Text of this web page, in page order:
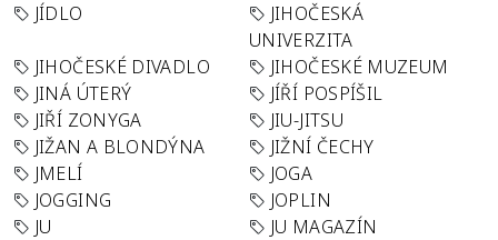
JÍDLO
JIHOČESKÁ
UNIVERZITA
JIHOČESKÉ DIVADLO
JIHOČESKÉ MUZEUM
JINÁ ÚTERÝ
JÍŘÍ POSPÍŠIL
JIŘÍ ZONYGA
JIU-JITSU
JIŽAN A BLONDÝNA
JIŽNÍ ČECHY
JMELÍ
JOGA
JOGGING
JOPLIN
JU
JU MAGAZÍN